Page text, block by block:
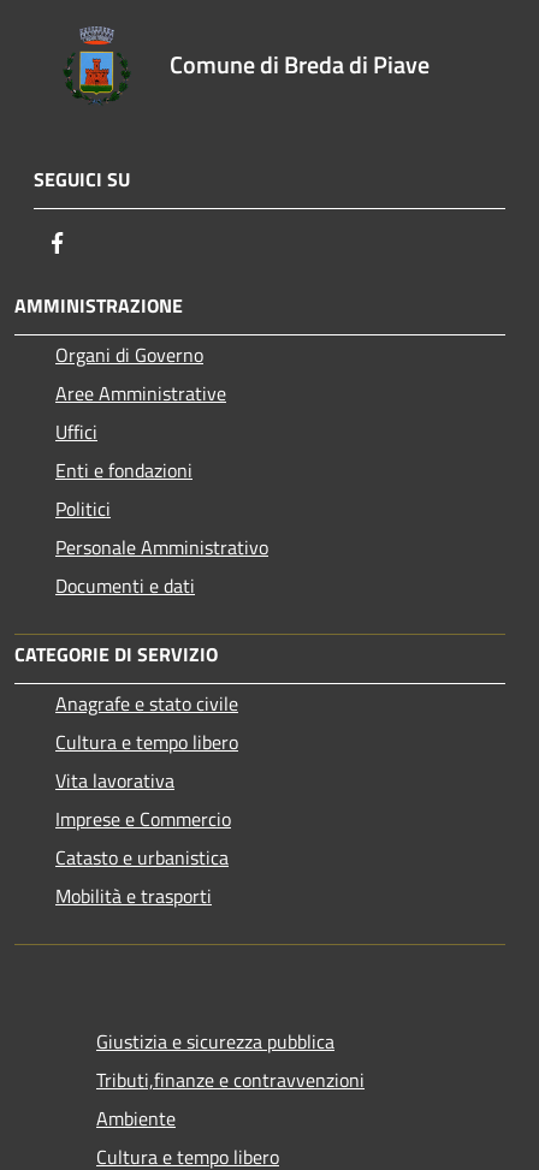
Comune di Breda di Piave
SEGUICI SU
AMMINISTRAZIONE
Organi di Governo
Aree Amministrative
Uffici
Enti e fondazioni
Politici
Personale Amministrativo
Documenti e dati
CATEGORIE DI SERVIZIO
Anagrafe e stato civile
Cultura e tempo libero
Vita lavorativa
Imprese e Commercio
Catasto e urbanistica
Mobilità e trasporti
Giustizia e sicurezza pubblica
Tributi,finanze e contravvenzioni
Ambiente
Cultura e tempo libero